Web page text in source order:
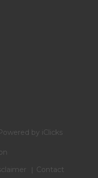
by iClicks
Contact